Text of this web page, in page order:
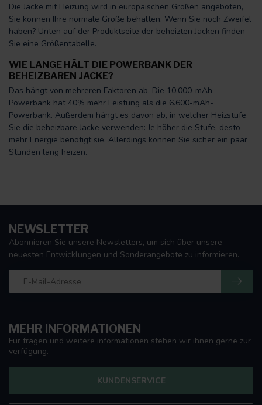
Die Jacke mit Heizung wird in europäischen Größen angeboten,
Sie können Ihre normale Größe behalten. Wenn Sie noch Zweifel
haben? Unten auf der Produktseite der beheizten Jacken finden
Sie eine Größentabelle.
WIE LANGE HÄLT DIE POWERBANK DER
BEHEIZBAREN JACKE?
Das hängt von mehreren Faktoren ab. Die 10.000-mAh-
Powerbank hat 40% mehr Leistung als die 6.600-mAh-
Powerbank. Außerdem hängt es davon ab, in welcher Heizstufe
Sie die beheizbare Jacke verwenden: Je höher die Stufe, desto
mehr Energie benötigt sie. Allerdings können Sie sicher ein paar
Stunden lang heizen.
MEHR INFORMATIONEN
Für fragen und weitere informationen stehen wir ihnen gerne zur
verfügung.
KUNDENSERVICE
NEWSLETTER
Abonnieren Sie unsere Newsletters, um sich über unsere
neuesten Entwicklungen und Sonderangebote zu informieren.